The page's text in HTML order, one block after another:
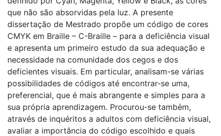
que não são absorvidas pela luz. A presente
dissertação de Mestrado propõe um código de cores
CMYK em Braille – C-Braille – para a deficiência visual
e apresenta um primeiro estudo da sua adequação e
necessidade na comunidade dos cegos e dos
deficientes visuais. Em particular, analisam-se várias
possibilidades de códigos até encontrar-se uma,
preferencial, que é mais abrangente e simples para a
sua própria aprendizagem. Procurou-se também,
através de inquéritos a adultos com deficiência visual,
avaliar a importância do código escolhido e quais